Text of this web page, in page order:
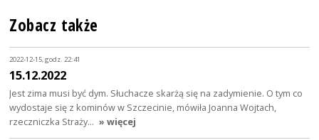
Zobacz także
2022-12-15, godz. 22:41
15.12.2022
Jest zima musi być dym. Słuchacze skarżą się na zadymienie. O tym co
wydostaje się z kominów w Szczecinie, mówiła Joanna Wojtach,
rzeczniczka Straży… » więcej